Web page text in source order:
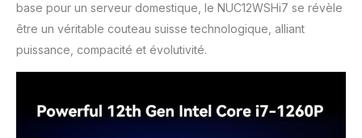
base pour un serveur domestique, le NUC12WSHi7 se révèle
être un véritable couteau suisse technologique, alliant
puissance, compacité et évolutivité.